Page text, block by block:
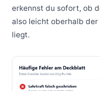
erkennst du sofort, ob
also leicht oberhalb
liegt.